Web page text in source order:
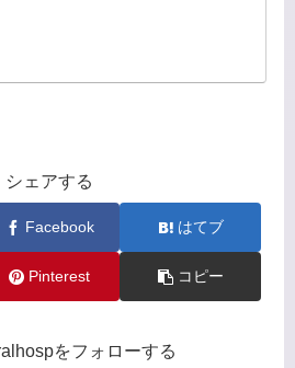
シェアする
Facebook はてブ
Pinterest コピー
をフォローする